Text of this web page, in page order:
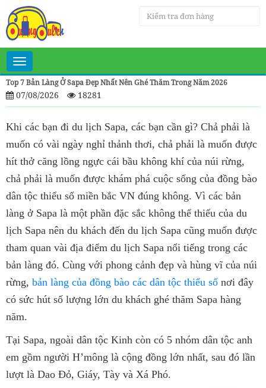
Toggle
navigation
Top 7 Bản Làng Ở Sapa Đẹp Nhất Nên Ghé Thăm Trong Năm 2026
07/08/2026 18281
Khi các bạn đi du lịch Sapa, các bạn cần gì? Chả phải là
muốn có vài ngày nghỉ thảnh thơi, chả phải là muốn được
hít thở căng lồng ngực cái bầu không khí của núi rừng,
chả phải là muốn được khám phá cuộc sống của đồng bào
dân tộc thiểu số miền bắc VN đúng không. Vì các bản
làng ở Sapa là một phần đặc sắc không thể thiếu của du
lịch Sapa nên du khách đến du lịch Sapa cũng muốn được
tham quan vài địa điểm du lịch Sapa nổi tiếng trong các
bản làng đó. Cùng với phong cảnh đẹp và hùng vĩ của núi
rừng, bản làng của đồng bào các dân tộc thiểu số nơi đây
có sức hút số lượng lớn du khách ghé thăm Sapa hàng
năm.
Tại Sapa, ngoài dân tộc Kinh còn có 5 nhóm dân tộc anh
em gồm người H’mông là cộng đồng lớn nhất, sau đó lần
lượt là Dao Đỏ, Giáy, Tày và Xá Phó.